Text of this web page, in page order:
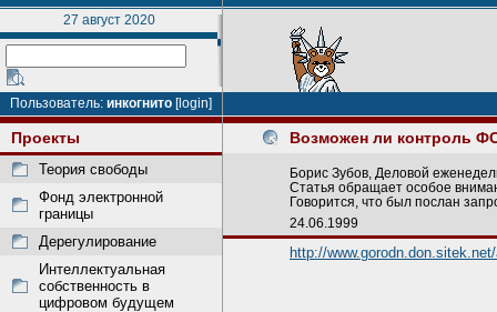
27 август 2020
Пользователь: инкогнито [login]
Проекты
Теория свободы
Фонд электронной
границы
Дерегулирование
Интеллектуальная
собственность в
цифровом будущем
Возможен ли контроль
Борис Зубов, Деловой
Статья обращает особое
Говорится, что был послан
24.06.1999
http://